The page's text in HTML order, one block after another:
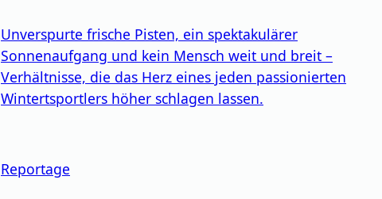
Unverspurte frische Pisten, ein spektakulärer
Sonnenaufgang und kein Mensch weit und breit –
Verhältnisse, die das Herz eines jeden passionierten
Wintertsportlers höher schlagen lassen.
Reportage